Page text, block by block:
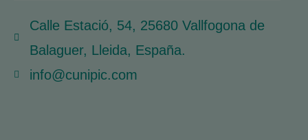
Calle Estació, 54, 25680 Vallfogona de
Balaguer, Lleida, España.
info@cunipic.com